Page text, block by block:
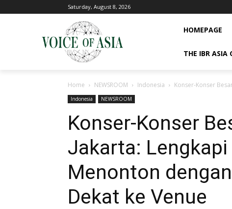
Saturday, August 8, 2026
HOMEPAGE
THE IBR ASIA
Home NEWSROOM Indonesia Konser-Konser
Indonesia NEWSROOM
Konser-Konser
Jakarta:
Menonton
Dekat ke Venue